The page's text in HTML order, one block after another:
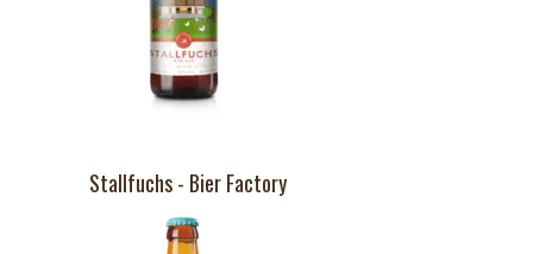
Stallfuchs - Bier Factory